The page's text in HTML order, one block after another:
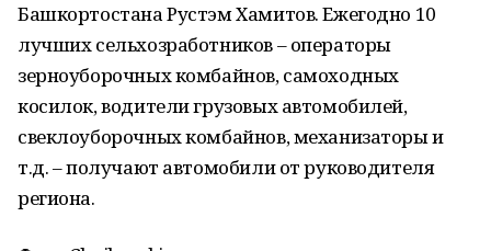
Башкортостана Рустэм Хамитов. Ежегодно 10
лучших сельхозработников – операторы
зерноуборочных комбайнов, самоходных
косилок, водители грузовых автомобилей,
свеклоуборочных комбайнов, механизаторы и
т.д. – получают автомобили от руководителя
региона.